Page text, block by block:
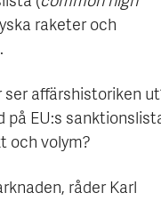
raketer och
affärshistoriken
på EU:s
och volym?
råder Karl